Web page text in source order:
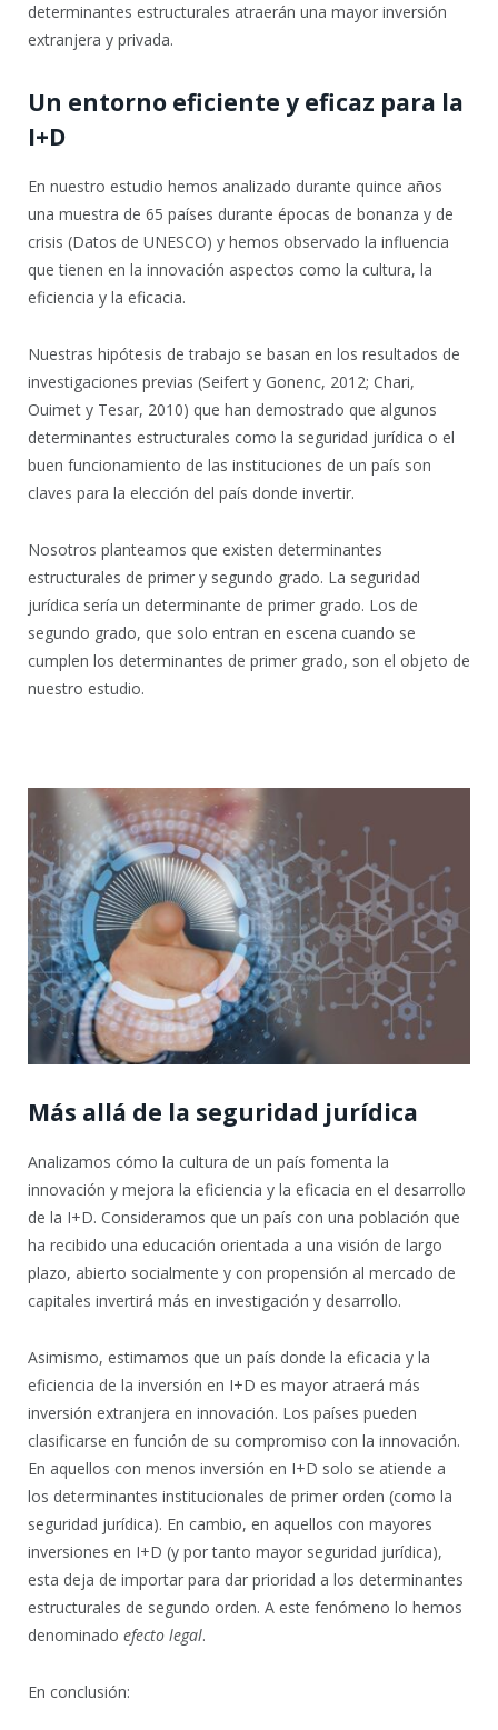
determinantes estructurales atraerán una mayor inversión
extranjera y privada.
Un entorno eficiente y eficaz para la
I+D
En nuestro estudio hemos analizado durante quince años
una muestra de 65 países durante épocas de bonanza y de
crisis (Datos de UNESCO) y hemos observado la influencia
que tienen en la innovación aspectos como la cultura, la
eficiencia y la eficacia.
Nuestras hipótesis de trabajo se basan en los resultados de
investigaciones previas (Seifert y Gonenc, 2012; Chari,
Ouimet y Tesar, 2010) que han demostrado que algunos
determinantes estructurales como la seguridad jurídica o el
buen funcionamiento de las instituciones de un país son
claves para la elección del país donde invertir.
Nosotros planteamos que existen determinantes
estructurales de primer y segundo grado. La seguridad
jurídica sería un determinante de primer grado. Los de
segundo grado, que solo entran en escena cuando se
cumplen los determinantes de primer grado, son el objeto de
nuestro estudio.
Más allá de la seguridad jurídica
Analizamos cómo la cultura de un país fomenta la
innovación y mejora la eficiencia y la eficacia en el desarrollo
de la I+D. Consideramos que un país con una población que
ha recibido una educación orientada a una visión de largo
plazo, abierto socialmente y con propensión al mercado de
capitales invertirá más en investigación y desarrollo.
Asimismo, estimamos que un país donde la eficacia y la
eficiencia de la inversión en I+D es mayor atraerá más
inversión extranjera en innovación. Los países pueden
clasificarse en función de su compromiso con la innovación.
En aquellos con menos inversión en I+D solo se atiende a
los determinantes institucionales de primer orden (como la
seguridad jurídica). En cambio, en aquellos con mayores
inversiones en I+D (y por tanto mayor seguridad jurídica),
esta deja de importar para dar prioridad a los determinantes
estructurales de segundo orden. A este fenómeno lo hemos
denominado efecto legal.
En conclusión: